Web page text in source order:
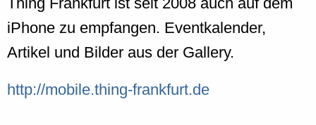
iPhone zu empfangen. Eventkalender,
Artikel und Bilder aus der Gallery.
http://mobile.thing-frankfurt.de